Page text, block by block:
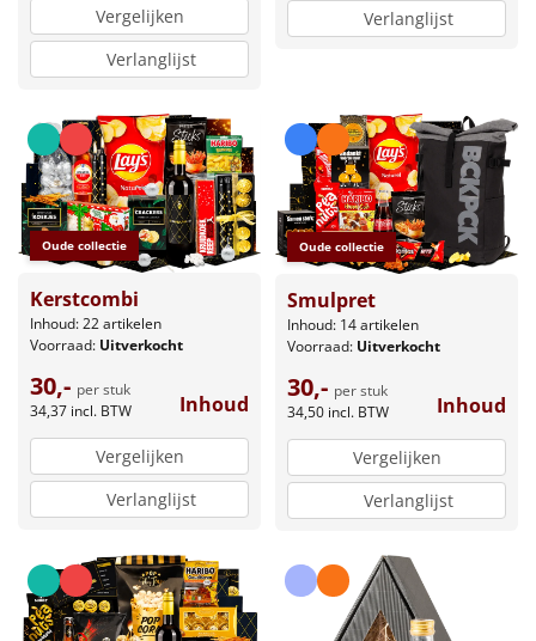
Vergelijken
Verlanglijst
Verlanglijst
Oude collectie
Kerstcombi
Inhoud: 22 artikelen
Voorraad: Uitverkocht
30,- per stuk
34,37 incl. BTW Inhoud
Vergelijken
Verlanglijst
Oude collectie
Smulpret
Inhoud: 14 artikelen
Voorraad: Uitverkocht
30,- per stuk
34,50 incl. BTW Inhoud
Vergelijken
Verlanglijst